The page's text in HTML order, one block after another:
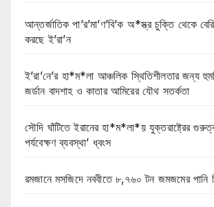
আন্তর্জাতিক পা’র’মা’ণ’বি’ক অ*স্ত্র চুক্তি থেকে
করছে ই’রা’ন
ই’রা’নে’র হা*ম*লা আঞ্চলিক স্থিতিশীলতার জন্য
জর্ডান বাদশাহ ও কাতার আমিরের যৌথ সতর্কতা
সৌদি ঘাঁটিতে ইরানের হা*ম*লা*য় যুক্তরাষ্ট্রের
পর্যবেক্ষণ ব্যবস্থা’ ধ্বংস
রমজানে মসজিদে নববীতে ৮,৭৬০ টন জমজমের পানি